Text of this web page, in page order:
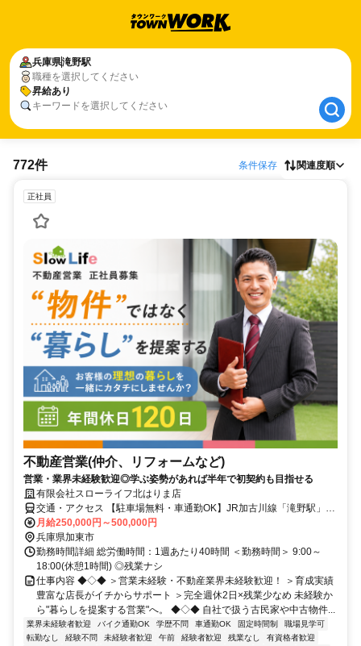
兵庫県滝野駅
職種を選択してください
昇給あり
キーワードを選択してください
兵庫県滝野駅
昇給あり
772件 条件保存 関連度順
正社員
不動産営業(仲介、リフォームなど)
営業・業界未経験歓迎◎学ぶ姿勢があれば半年で初契約も目指せる
有限会社スローライフ北はりま店
交通・アクセス 【駐車場無料・車通勤OK】JR加古川線「滝野駅」か
ら徒歩15分
月給250,000円～500,000円
兵庫県加東市
勤務時間詳細 総労働時間：1週あたり40時間 ＜勤務時間＞ 9:00～
18:00(休憩1時間) ◎残業ナシ
仕事内容 ◆◇◆ ＞営業未経験・不動産業界未経験歓迎！ ＞育成実績
豊富な店長がイチからサポート ＞完全週休2日×残業少なめ 未経験か
ら"暮らしを提案する営業"へ。 ◆◇◆ 自社で扱う古民家や中古物件...
業界未経験者歓迎 バイク通勤OK 学歴不問 車通勤OK 固定時間制
職場見学可
転勤なし
経験不問 未経験者歓迎 午前 経験者歓迎 残業なし
有資格者歓迎